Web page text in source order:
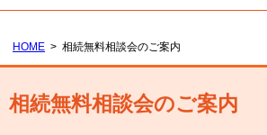
HOME 相続無料相談会のご案内
相続無料相談会のご案内